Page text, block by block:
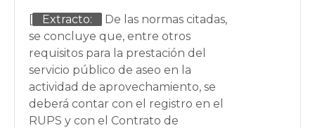
[ Extracto:
De las normas citadas,
se concluye que, entre otros
requisitos para la prestación del
servicio público de aseo en la
actividad de aprovechamiento, se
deberá contar con el registro en el
RUPS y con el Contrato de